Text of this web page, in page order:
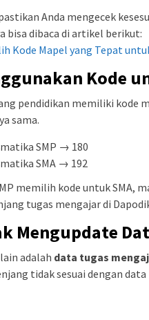
Anda mengecek
bisa dibaca di artikel berikut:
Kode Mapel yang Tepat
Kode
pendidikan memiliki kode
sama.
SMP → 180
SMA → 192
memilih kode untuk SMA,
tugas mengajar di
Mengupdate
adalah data tugas
tidak sesuai dengan data